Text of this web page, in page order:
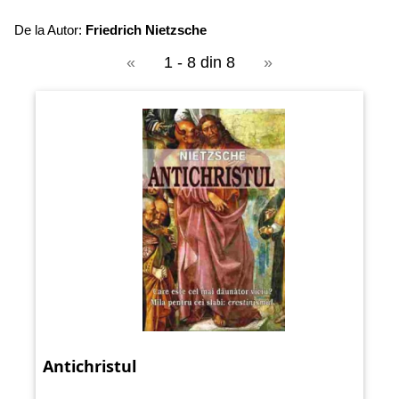
De la Autor: Friedrich Nietzsche
« 1 - 8 din 8 »
Antichristul